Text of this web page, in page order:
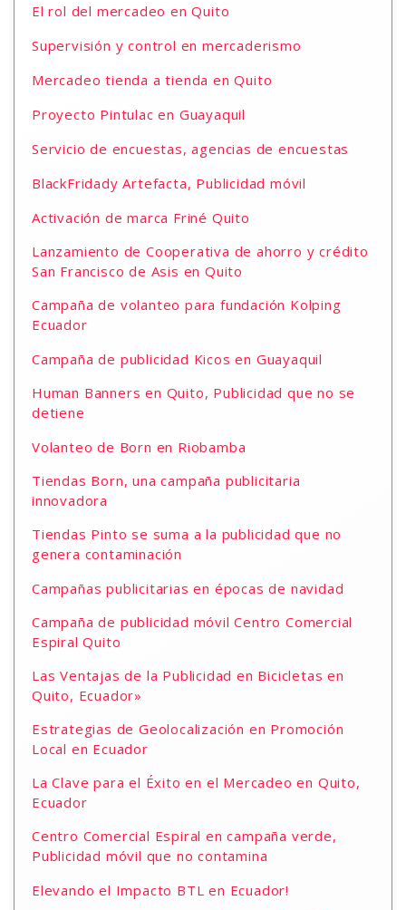
El rol del mercadeo en Quito
Supervisión y control en mercaderismo
Mercadeo tienda a tienda en Quito
Proyecto Pintulac en Guayaquil
Servicio de encuestas, agencias de encuestas
BlackFridady Artefacta, Publicidad móvil
Activación de marca Friné Quito
Lanzamiento de Cooperativa de ahorro y crédito
San Francisco de Asis en Quito
Campaña de volanteo para fundación Kolping
Ecuador
Campaña de publicidad Kicos en Guayaquil
Human Banners en Quito, Publicidad que no se
detiene
Volanteo de Born en Riobamba
Tiendas Born, una campaña publicitaria
innovadora
Tiendas Pinto se suma a la publicidad que no
genera contaminación
Campañas publicitarias en épocas de navidad
Campaña de publicidad móvil Centro Comercial
Espiral Quito
Las Ventajas de la Publicidad en Bicicletas en
Quito, Ecuador»
Estrategias de Geolocalización en Promoción
Local en Ecuador
La Clave para el Éxito en el Mercadeo en Quito,
Ecuador
Centro Comercial Espiral en campaña verde,
Publicidad móvil que no contamina
Elevando el Impacto BTL en Ecuador!